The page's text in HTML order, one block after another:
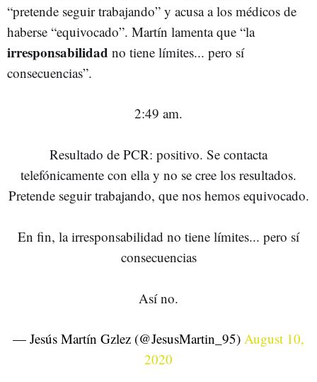
“pretende seguir trabajando” y acusa a los médicos de
haberse “equivocado”. Martín lamenta que “la
irresponsabilidad no tiene límites... pero sí
consecuencias”.
2:49 am.
Resultado de PCR: positivo. Se contacta
telefónicamente con ella y no se cree los resultados.
Pretende seguir trabajando, que nos hemos equivocado.
En fin, la irresponsabilidad no tiene límites... pero sí
consecuencias
Así no.
— Jesús Martín Gzlez (@JesusMartin_95) August 10,
2020